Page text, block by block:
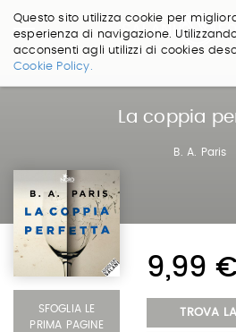
Questo sito utilizza cookie per
esperienza di navigazione.
acconsenti agli utilizzi di cookies
Cookie Policy.
Salta
La coppia
B. A. Paris
SFOGLIA LE
PRIMA PAGINE
9,99
TROVA